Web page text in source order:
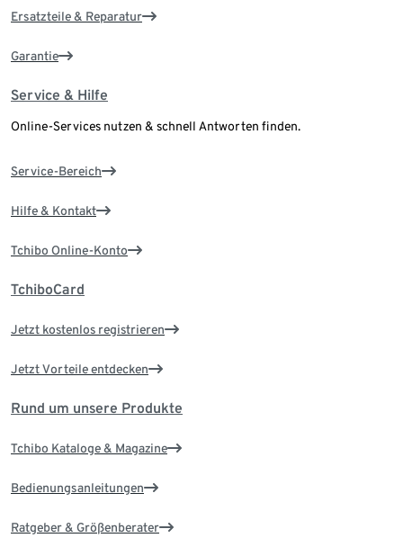
Ersatzteile & Reparatur
Garantie
Service & Hilfe
Online-Services nutzen & schnell Antworten finden.
Service-Bereich
Hilfe & Kontakt
Tchibo Online-Konto
TchiboCard
Jetzt kostenlos registrieren
Jetzt Vorteile entdecken
Rund um unsere Produkte
Tchibo Kataloge & Magazine
Bedienungsanleitungen
Ratgeber & Größenberater